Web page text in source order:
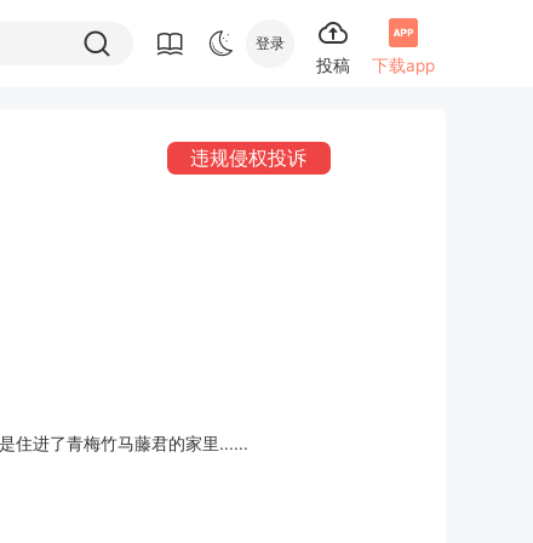
登录
投稿 下载app
违规侵权投诉
住进了青梅竹马藤君的家里......